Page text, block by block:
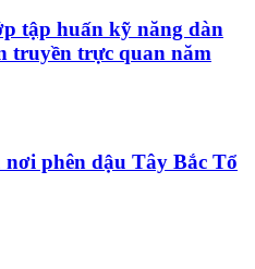
tập huấn kỹ năng dàn
truyền trực quan năm
phên dậu Tây Bắc Tổ